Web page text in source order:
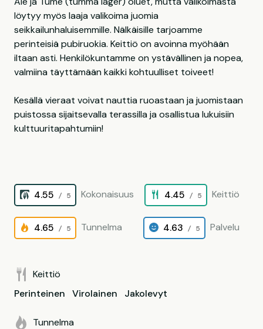
löytyy myös laaja valikoima juomia
seikkailunhaluisemmille. Nälkäisille tarjoamme
perinteisiä pubiruokia. Keittiö on avoinna myöhään
iltaan asti. Henkilökuntamme on ystävällinen ja nopea,
valmiina täyttämään kaikki kohtuulliset toiveet!
Kesällä vieraat voivat nauttia ruoastaan ja juomistaan
puistossa sijaitsevalla terassilla ja osallistua lukuisiin
kulttuuritapahtumiin!
4.55 / 5 Kokonaisuus 4.45 / 5 Keittiö
4.65 / 5 Tunnelma 4.63 / 5 Palvelu
Keittiö
Perinteinen
Virolainen Jakolevyt
Tunnelma